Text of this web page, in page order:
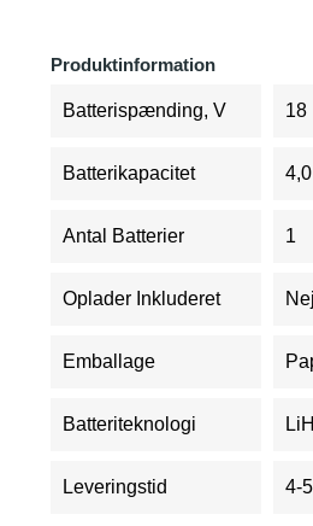
Produktinformation
Batterispænding, V 18
Batterikapacitet
Antal Batterier 1
Oplader Inkluderet Nej
Emballage
Batteriteknologi
Leveringstid 4-